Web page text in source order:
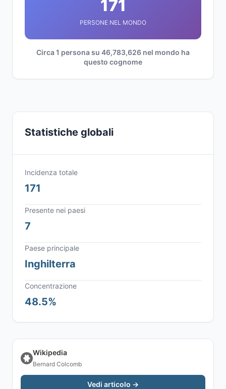
171
PERSONE NEL MONDO
Circa 1 persona su 46,783,626 nel mondo ha
questo cognome
Statistiche globali
Incidenza totale
171
Presente nei paesi
7
Paese principale
Inghilterra
Concentrazione
48.5%
Wikipedia
Bernard Colcomb
Vedi articolo →